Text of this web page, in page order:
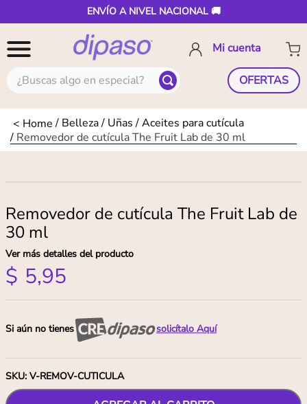
ENVÍO A NIVEL NACIONAL 🚚
¿Buscas algo en especial? OFERTAS
Belleza Uñas
Aceites para cutícula
Removedor de cutícula The Fruit Lab de 30 ml
Removedor de cutícula The Fruit Lab de
30 ml
Ver más detalles del producto
$ 5,95
Si aún no tienes solicítalo Aquí
SKU: V-REMOV-CUTICULA